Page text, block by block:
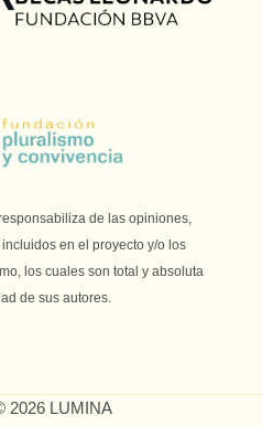
de las opiniones,
en el proyecto y/o los
los cuales son total y absoluta
de sus autores.
2026 LUMINA